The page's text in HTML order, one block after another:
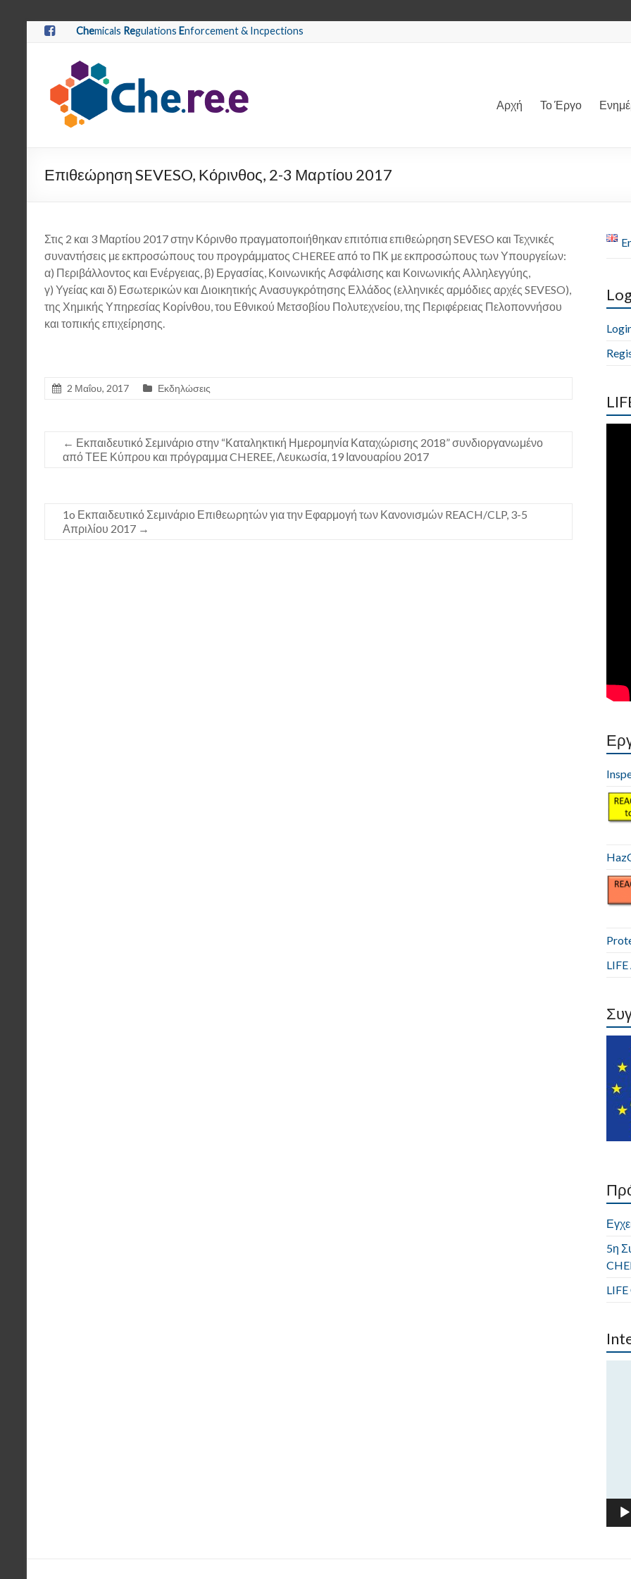
Chemicals Regulations Enforcement & Incpections
Αρχή Το Έργο
Επιθεώρηση SEVESO, Κόρινθος, 2-3 Μαρτίου 2017
Στις 2 και 3 Μαρτίου 2017 στην Κόρινθο πραγματοποιήθηκαν επιτόπια επιθεώρηση SEVESO και Τεχνικές
συναντήσεις με εκπροσώπους του προγράμματος CHEREE από το ΠΚ με εκπροσώπους των Υπουργείων:
α) Περιβάλλοντος και Ενέργειας, β) Εργασίας, Κοινωνικής Ασφάλισης και Κοινωνικής Αλληλεγγύης,
γ) Υγείας και δ) Εσωτερικών και Διοικητικής Ανασυγκρότησης Ελλάδος (ελληνικές αρμόδιες αρχές SEVESO),
της Χημικής Υπηρεσίας Κορίνθου, του Εθνικού Μετσοβίου Πολυτεχνείου, της Περιφέρειας Πελοποννήσου
και τοπικής επιχείρησης.
2 Μαΐου, 2017 Εκδηλώσεις
← Εκπαιδευτικό Σεμινάριο στην “Καταληκτική Ημερομηνία Καταχώρισης 2018” συνδιοργανωμένο
από ΤΕΕ Κύπρου και πρόγραμμα CHEREE, Λευκωσία, 19 Ιανουαρίου 2017
1o Εκπαιδευτικό Σεμινάριο Επιθεωρητών για την Εφαρμογή των Κανονισμών REACH/CLP, 3-5
Απριλίου 2017 →
5η